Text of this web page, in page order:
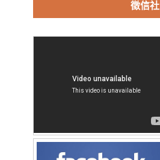
徵信社